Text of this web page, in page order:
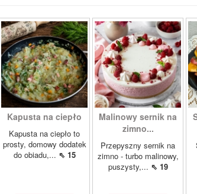
Kapusta na ciepło
Kapusta na ciepło to
prosty, domowy dodatek
do obiadu,... ⇖ 15
Malinowy sernik na
zimno...
Przepyszny sernik na
zimno - turbo malinowy,
puszysty,... ⇖ 19